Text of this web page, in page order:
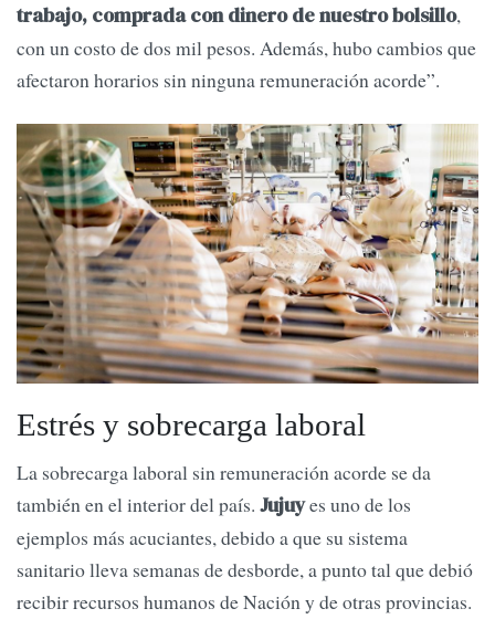
trabajo, comprada con dinero de nuestro bolsillo,
con un costo de dos mil pesos. Además, hubo cambios que
afectaron horarios sin ninguna remuneración acorde”.
Estrés y sobrecarga laboral
La sobrecarga laboral sin remuneración acorde se da
también en el interior del país. Jujuyes uno de los
ejemplos más acuciantes, debido a que su sistema
sanitario lleva semanas de desborde, a punto tal que debió
recibir recursos humanos de Nación y de otras provincias.